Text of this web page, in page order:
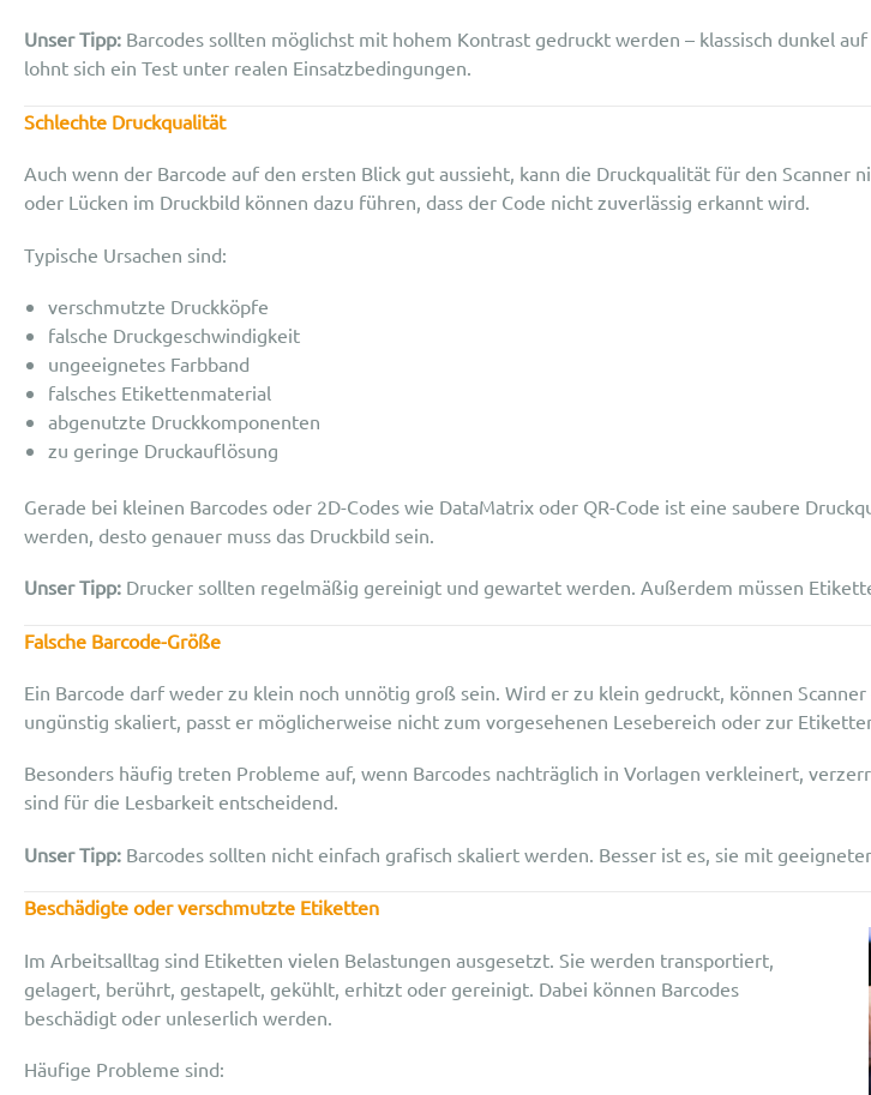
Unser Tipp: Barcodes sollten möglichst mit hohem Kontrast gedruckt werden – klassisch dunkel
lohnt sich ein Test unter realen Einsatzbedingungen.
Schlechte Druckqualität
Auch wenn der Barcode auf den ersten Blick gut aussieht, kann die Druckqualität für den
oder Lücken im Druckbild können dazu führen, dass der Code nicht zuverlässig erkannt wird.
Typische Ursachen sind:
verschmutzte Druckköpfe
falsche Druckgeschwindigkeit
ungeeignetes Farbband
falsches Etikettenmaterial
abgenutzte Druckkomponenten
zu geringe Druckauflösung
Gerade bei kleinen Barcodes oder 2D-Codes wie DataMatrix oder QR-Code ist eine saubere
werden, desto genauer muss das Druckbild sein.
Unser Tipp: Drucker sollten regelmäßig gereinigt und gewartet werden. Außerdem müssen
Falsche Barcode-Größe
Ein Barcode darf weder zu klein noch unnötig groß sein. Wird er zu klein gedruckt, können
ungünstig skaliert, passt er möglicherweise nicht zum vorgesehenen Lesebereich oder zur
Besonders häufig treten Probleme auf, wenn Barcodes nachträglich in Vorlagen verkleinert,
sind für die Lesbarkeit entscheidend.
Unser Tipp: Barcodes sollten nicht einfach grafisch skaliert werden. Besser ist es, sie mit
Beschädigte oder verschmutzte Etiketten
Im Arbeitsalltag sind Etiketten vielen Belastungen ausgesetzt. Sie werden transportiert,
gelagert, berührt, gestapelt, gekühlt, erhitzt oder gereinigt. Dabei können Barcodes
beschädigt oder unleserlich werden.
Häufige Probleme sind: